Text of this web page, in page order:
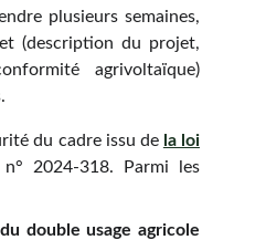
plusieurs semaines,
(description du projet,
agrivoltaïque)
du cadre issu de la loi
2024-318. Parmi les
double usage agricole